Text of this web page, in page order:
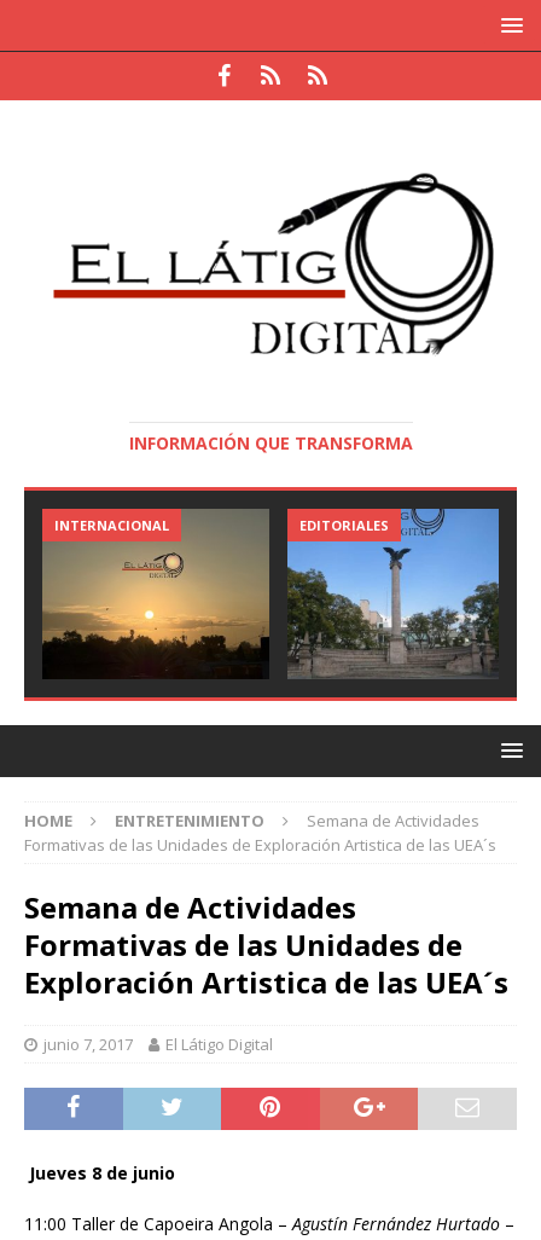
INFORMACIÓN QUE TRANSFORMA
INTERNACIONAL EDITORIALES
HOME ENTRETENIMIENTO
Semana de Actividades
Formativas de las Unidades de Exploración Artistica de las UEA´s
Semana de Actividades
Formativas de las Unidades de
Exploración Artistica de las UEA´s
junio 7, 2017 El Látigo Digital
Jueves 8 de junio
11:00 Taller de Capoeira Angola –Agustín Fernández Hurtado –